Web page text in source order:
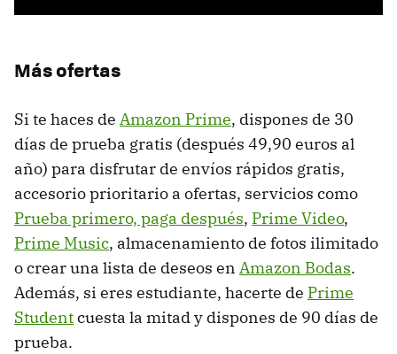
Más ofertas
Si te haces de Amazon Prime, dispones de 30
días de prueba gratis (después 49,90 euros al
año) para disfrutar de envíos rápidos gratis,
accesorio prioritario a ofertas, servicios como
Prueba primero, paga después, Prime Video,
Prime Music, almacenamiento de fotos ilimitado
o crear una lista de deseos en Amazon Bodas.
Además, si eres estudiante, hacerte de Prime
Studentcuesta la mitad y dispones de 90 días de
prueba.